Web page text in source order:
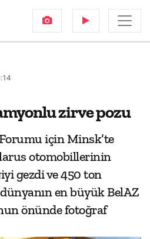
zirve pozu
için Minsk’te
otomobillerinin
gezdi ve 450 ton
en büyük BelAZ
önünde fotoğraf